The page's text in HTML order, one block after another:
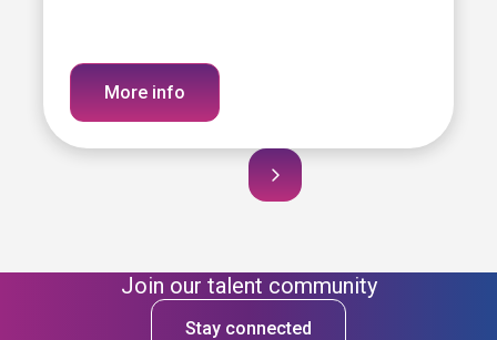
More info
Join our talent community
Stay connected